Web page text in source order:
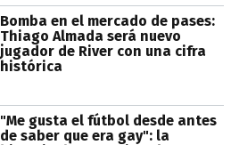
Bomba en el mercado de pases:
Thiago Almada será nuevo
jugador de River con una cifra
histórica
"Me gusta el fútbol desde antes
de saber que era gay": la